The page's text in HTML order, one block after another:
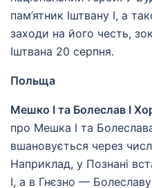
пам’ятник Іштвану I, а
заходи на його честь,
Іштвана 20 серпня.
Польща
Мешко I та Болеслав I
про Мешка I та
вшановується через
Наприклад, у Познані
I, а в Гнєзно —